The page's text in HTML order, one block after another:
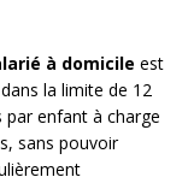
à domicile est
la limite de 12
enfant à charge
sans pouvoir